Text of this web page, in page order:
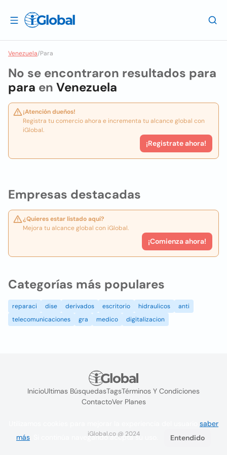
Venezuela/Para
Empresas destacadas
¿Quieres estar listado aquí?
Mejora tu alcance global con iGlobal.
¡Comienza ahora!
No se encontraron resultados para
para en Venezuela
¡Atención dueños!
Registra tu comercio ahora e incrementa tu alcance global con
iGlobal.
¡Registrate ahora!
Categorías más populares
reparaci dise derivados escritorio hidraulicos
anti
telecomunicaciones
gra medico digitalizacion
InicioUltimas BúsquedasTagsTérminos Y Condiciones
ContactoVer Planes
iGlobal.co @ 2024
saber
más . Si continúa navegando acepta su uso. Entendido